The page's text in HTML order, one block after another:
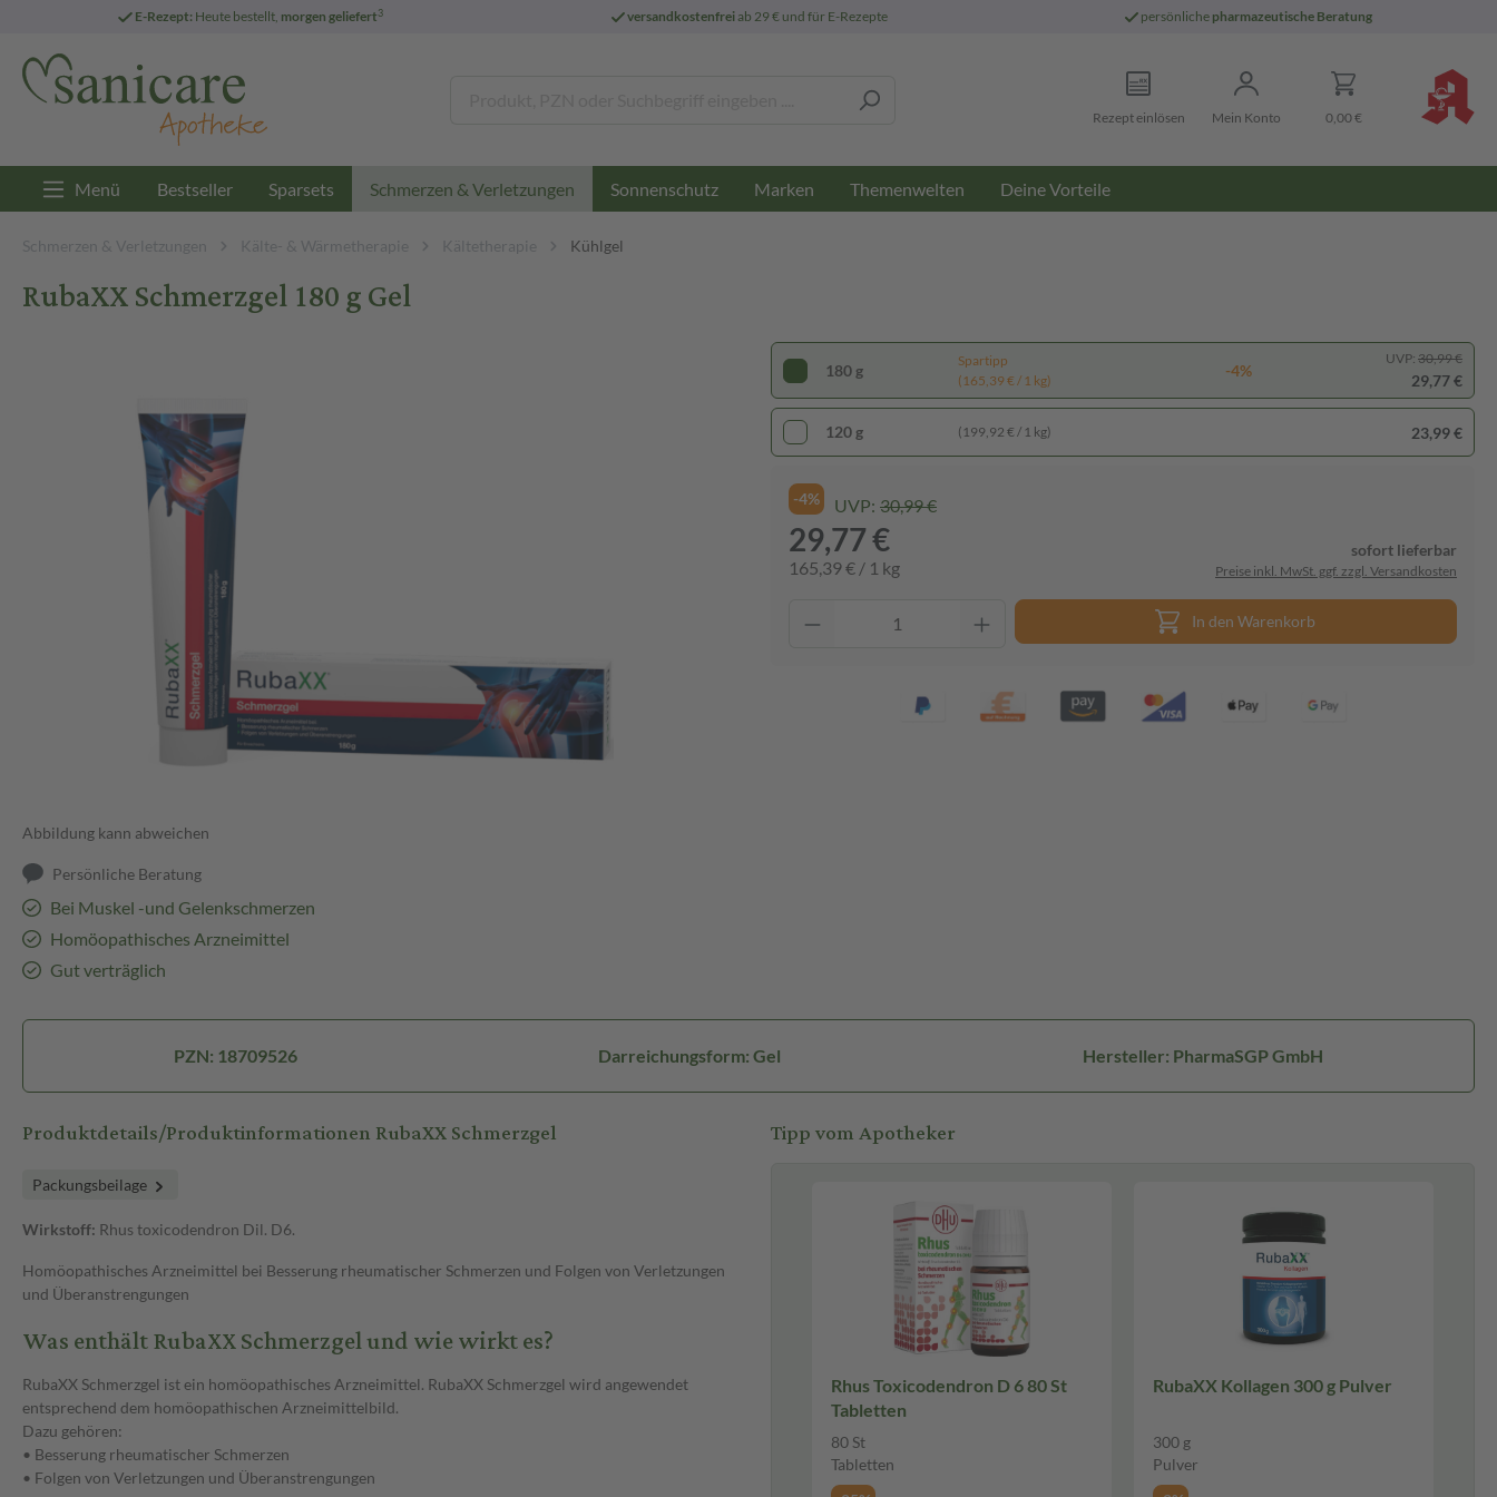
E-Rezept: Heute bestellt, morgen geliefert3 versandkostenfreiab 29 € und für E-Rezepte persönliche pharmazeutische Beratung
Rezept einlösen Mein Konto 0,00 €
Menü Bestseller Sparsets Schmerzen & Verletzungen Sonnenschutz Marken Themenwelten Deine Vorteile
Schmerzen & Verletzungen Kälte- & Wärmetherapie Kältetherapie Kühlgel
RubaXX Schmerzgel 180 g Gel
Abbildung kann abweichen
Persönliche Beratung
Bei Muskel -und Gelenkschmerzen
Homöopathisches Arzneimittel
Gut verträglich
180 g
Spartipp
(165,39 € / 1 kg)
-4%
UVP: 30,99 €
29,77 €
120 g (199,92 € / 1 kg) 23,99 €
-4% UVP: 30,99 €
29,77 €
165,39 € / 1 kg
sofort lieferbar
Preise inkl. MwSt. ggf. zzgl. Versandkosten
In den Warenkorb
PZN: 18709526 Darreichungsform: Gel Hersteller: PharmaSGP GmbH
Produktdetails/Produktinformationen RubaXX Schmerzgel
Packungsbeilage
Wirkstoff: Rhus toxicodendron Dil. D6.
Homöopathisches Arzneimittel bei Besserung rheumatischer Schmerzen und Folgen von Verletzungen
und Überanstrengungen
Was enthält RubaXX Schmerzgel und wie wirkt es?
RubaXX Schmerzgel ist ein homöopathisches Arzneimittel. RubaXX Schmerzgel wird angewendet
entsprechend dem homöopathischen Arzneimittelbild.
Dazu gehören:
• Besserung rheumatischer Schmerzen
• Folgen von Verletzungen und Überanstrengungen
Tipp vom Apotheker
Rhus Toxicodendron D 6 80 St
Tabletten
80 St
Tabletten
RubaXX Kollagen 300 g Pulver
300 g
Pulver